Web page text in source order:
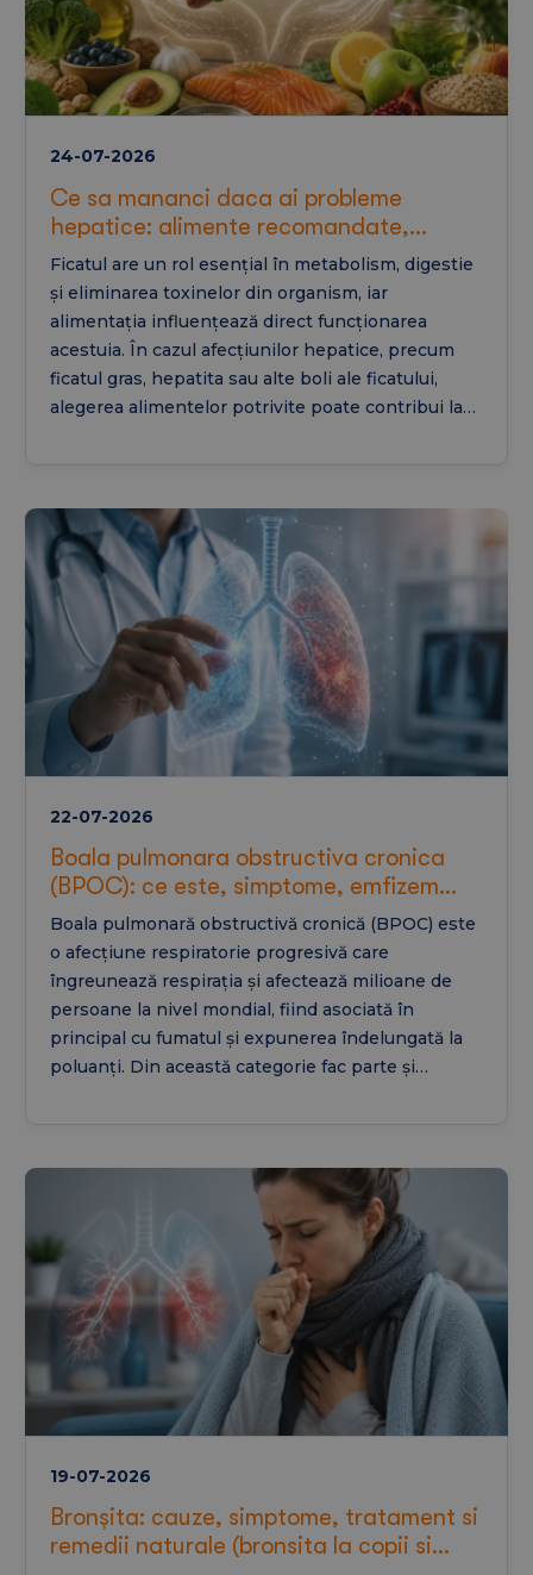
24-07-2026
Ce sa mananci daca ai probleme
hepatice: alimente recomandate,
alimente interzise si regim pentru ficat
gras
Ficatul are un rol esențial în metabolism, digestie
și eliminarea toxinelor din organism, iar
alimentația influențează direct funcționarea
acestuia. În cazul afecțiunilor hepatice, precum
ficatul gras, hepatita sau alte boli ale ficatului,
alegerea alimentelor potrivite poate contribui la
ce alimente sunt recomandate, ce trebuie evitat și
cum poate arăta un regim alimentar benefic
pentru sănătatea ficatului.
22-07-2026
Boala pulmonara obstructiva cronica
(BPOC): ce este, simptome, emfizem
pulmonar si tratament
Boala pulmonară obstructivă cronică (BPOC) este
o afecțiune respiratorie progresivă care
îngreunează respirația și afectează milioane de
persoane la nivel mondial, fiind asociată în
principal cu fumatul și expunerea îndelungată la
poluanți. Din această categorie fac parte și
articol vei afla ce este BPOC, care sunt
simptomele, cum se stabilește diagnosticul, ce
legătură are cu emfizemul pulmonar și ce opțiuni
de tratament pot ajuta la controlul bolii.
19-07-2026
Bronșita: cauze, simptome, tratament si
remedii naturale (bronsita la copii si